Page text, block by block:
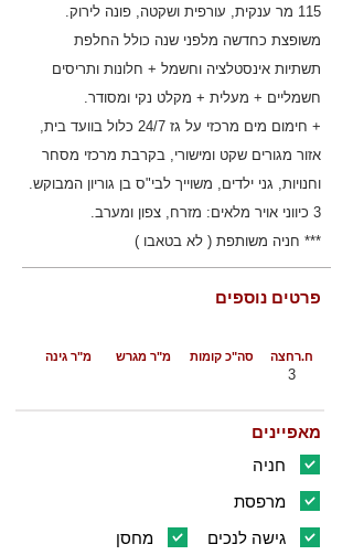
115 מר ענקית, עורפית ושקטה, פונה לירוק.
משופצת כחדשה מלפני שנה כולל החלפת
תשתיות אינסטלציה וחשמל + חלונות ותריסים
חשמליים + מעלית + מקלט נקי ומסודר.
+ חימום מים מרכזי על גז 24/7 כלול בוועד בית,
אזור מגורים שקט ומישורי, בקרבת מרכזי מסחר
וחנויות, גני ילדים, משוייך לבי"ס בן גוריון המבוקש.
3 כיווני אויר מלאים: מזרח, צפון ומערב.
*** חניה משותפת ( לא בטאבו )
פרטים נוספים
סה"כ קומות מ"ר גינה מ"ר מגרש ח.רחצה
3
מאפיינים
חניה
מרפסת
מחסן
גישה לנכים